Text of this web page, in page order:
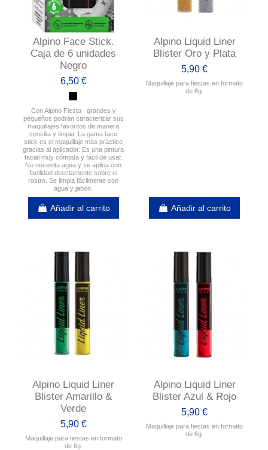
Alpino Face Stick.
Caja de 6 unidades
Negro
6,50 €
Con Alpino Fiesta , grandes y
pequeños podrán caracterizar sus
maquillajes favoritos de manera
sencilla y limpia. La gama face
stick es el maquillaje más práctico
gracias al aplicador. Es una pintura
facial muy cómoda y fácil de usar.
No necesita agua y se aplica con
facilidad directamente sobre el
rostro. Se limpia fácilmente con
agua y jabón.
Añadir al carrito
Alpino Liquid Liner
Blister Oro y Plata
5,90 €
Maquillaje para fiestas en formato
de 6g.
Añadir al carrito
Alpino Liquid Liner
Blister Amarillo &
Verde
5,90 €
Maquillaje para fiestas en formato
de 6g.
Alpino Liquid Liner
Blister Azul & Rojo
5,90 €
Maquillaje para fiestas en formato
de 6g.